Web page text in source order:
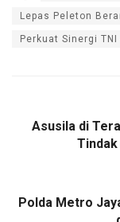
Lepas Peleton
Perkuat Sinergi TNI
Asusila di
Polda Metro